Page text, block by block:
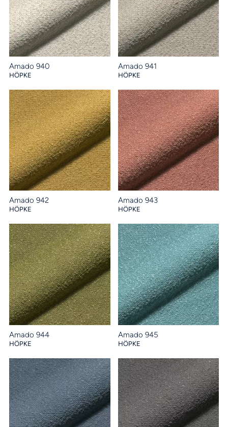
Amado 940
HÖPKE
Amado 941
HÖPKE
Amado 942
HÖPKE
Amado 943
HÖPKE
Amado 944
HÖPKE
Amado 945
HÖPKE